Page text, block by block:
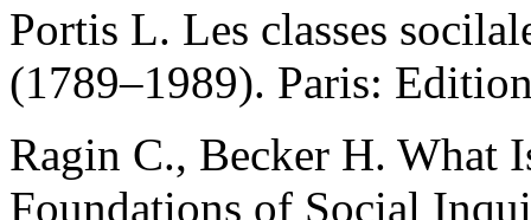
Portis L. Les classes
(1789–1989). Paris:
Ragin C., Becker H. What
Foundations of Social